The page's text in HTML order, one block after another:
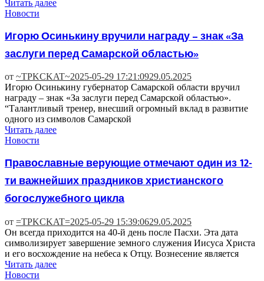
Читать далее
Новости
Игорю Осинькину вручили награду – знак «За
заслуги перед Самарской областью»
от ~TPKCKAT~2025-05-29 17:21:0929.05.2025
Игорю Осинькину губернатор Самарской области вручил
награду – знак «За заслуги перед Самарской областью».
“Талантливый тренер, внесший огромный вклад в развитие
одного из символов Самарской
Читать далее
Новости
Православные верующие отмечают один из 12-
ти важнейших праздников христианского
богослужебного цикла
от =TPKCKAT=2025-05-29 15:39:0629.05.2025
Он всегда приходится на 40-й день после Пасхи. Эта дата
символизирует завершение земного служения Иисуса Христа
и его восхождение на небеса к Отцу. Вознесение является
Читать далее
Новости